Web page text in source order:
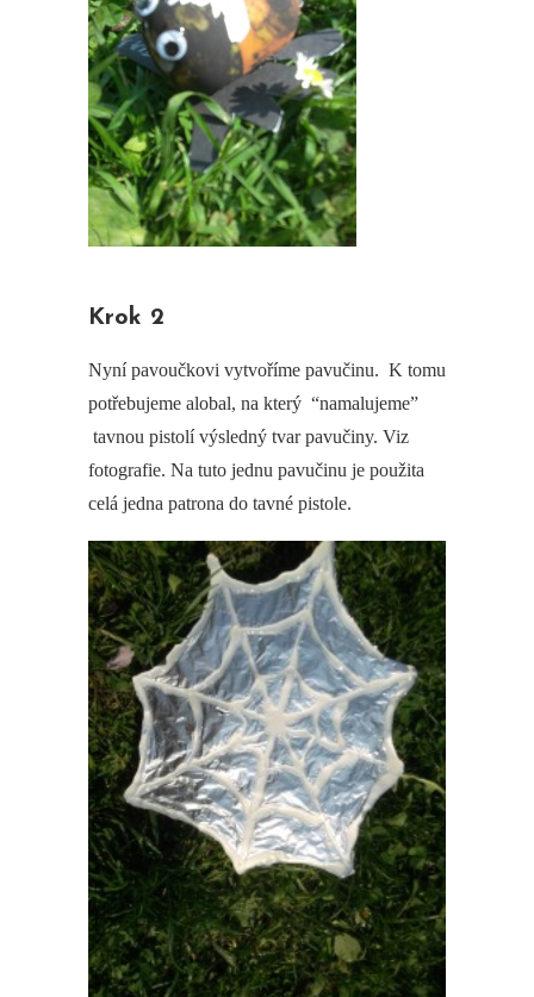
Krok 2
Nyní pavoučkovi vytvoříme pavučinu. K tomu
potřebujeme alobal, na který “namalujeme”
tavnou pistolí výsledný tvar pavučiny. Viz
fotografie. Na tuto jednu pavučinu je použita
celá jedna patrona do tavné pistole.